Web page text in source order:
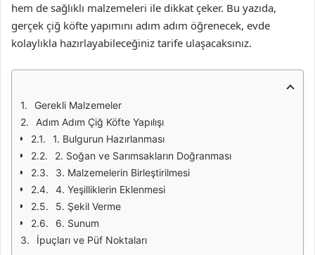
hem de sağlıklı malzemeleri ile dikkat çeker. Bu yazıda,
gerçek çiğ köfte yapımını adım adım öğrenecek, evde
kolaylıkla hazırlayabileceğiniz tarife ulaşacaksınız.
Gerekli Malzemeler
Adım Adım Çiğ Köfte Yapılışı
1. Bulgurun Hazırlanması
2. Soğan ve Sarımsakların Doğranması
3. Malzemelerin Birleştirilmesi
4. Yeşilliklerin Eklenmesi
5. Şekil Verme
6. Sunum
İpuçları ve Püf Noktaları